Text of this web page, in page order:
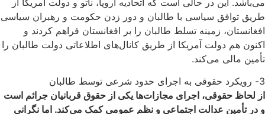
طریق توافق سیاسی با طالبان و دور زدن حکومت و رهبران سیاسی
افغانستان، زمینه تسلط طالبان را بر افغانستان فراهم کردند و
اکنون هم دولت آمریکا از طریق کانال‌های اطلاعاتی دولت طالبان را
تأمین مالی می‌کند.
3- رویکرد حقوقی به اجرای حدود شرعی توسط طالبان
از لحاظ حقوقی، اجرای مجازات‌ها یکی از حقوق قربانیان جرائم است
و در تأمین عدالت اجتماعی و نظم عمومی کمک می‌کند. اما نگرانی